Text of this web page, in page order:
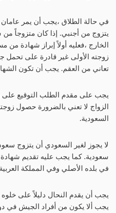
في حالة الطلاق ،يجب أن يمر عامان
يتزوج من أجنبي. إذا كان متزوجاً
الخارج ،فعليه أولاً إبراز شهادة
زوجته الأولى غير قادرة على تحمل
تعاني من العقم. يجب أن تكون
يجب على مقدم الطلب التوقيع على
الزواج لا تعني بالضرورة حصول
السعودية.
لا يجوز لغير السعودي أن يتزوج
سعودية. كما يجب عليه تقديم
في بلده الأصلي وفي المملكة
يجب أن يقدم النحال دليلاً على
يجب ألا يكون من أفراد الجيش في